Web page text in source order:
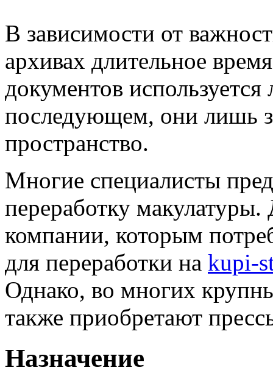
В зависимости от
архивах длительное
документов
последующем, они лишь
пространство.
Многие специалисты
переработку
компании, которым
для переработки на kupi-
Однако, во многих
также приобретают
Назначение